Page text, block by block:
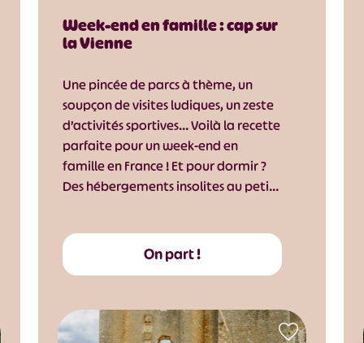
Week-end en famille : cap sur
la Vienne
Une pincée de parcs à thème, un
soupçon de visites ludiques, un zeste
d’activités sportives… Voilà la recette
parfaite pour un week-end en
famille en France ! Et pour dormir ?
Des hébergements insolites au peti…
On part !